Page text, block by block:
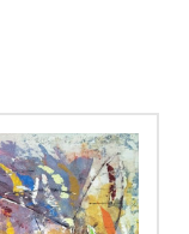
Nová registrace